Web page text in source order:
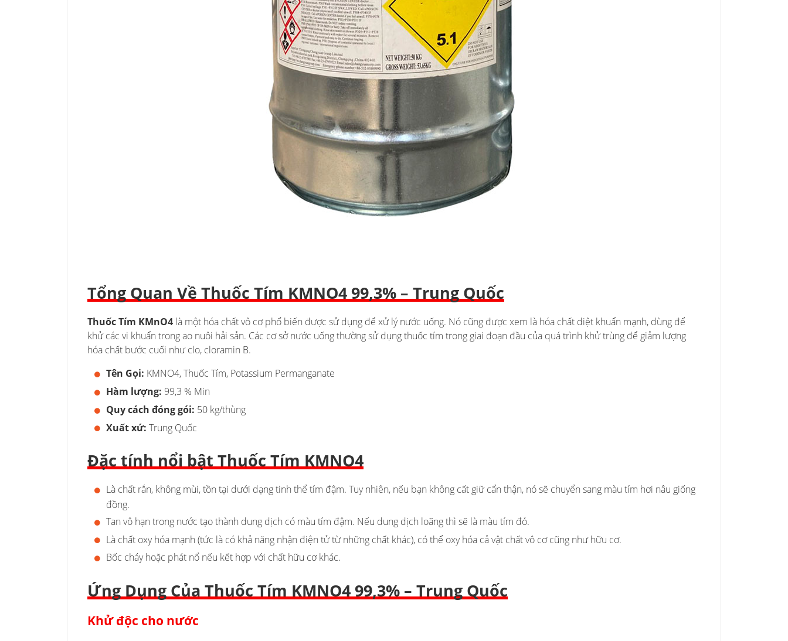
Tổng Quan Về Thuốc Tím KMNO4 99,3% – Trung Quốc
Thuốc Tím KMnO4 là một hóa chất vô cơ phổ biến được sử dụng để xử lý nước uống. Nó cũng được xem là hóa chất diệt khuẩn mạnh, dùng để
khử các vi khuẩn trong ao nuôi hải sản. Các cơ sở nước uống thường sử dụng thuốc tím trong giai đoạn đầu của quá trình khử trùng để giảm lượng
hóa chất bước cuối như clo, cloramin B.
Tên Gọi: KMNO4, Thuốc Tím, Potassium Permanganate
Hàm lượng: 99,3 % Min
Quy cách đóng gói: 50 kg/thùng
Xuất xứ: Trung Quốc
Đặc tính nổi bật Thuốc Tím KMNO4
Là chất rắn, không mùi, tồn tại dưới dạng tinh thể tím đậm. Tuy nhiên, nếu bạn không cất giữ cẩn thận, nó sẽ chuyển sang màu tím hơi nâu giống
đồng.
Tan vô hạn trong nước tạo thành dung dịch có màu tím đậm. Nếu dung dịch loãng thì sẽ là màu tím đỏ.
Là chất oxy hóa mạnh (tức là có khả năng nhận điện tử từ những chất khác), có thể oxy hóa cả vật chất vô cơ cũng như hữu cơ.
Bốc cháy hoặc phát nổ nếu kết hợp với chất hữu cơ khác.
Ứng Dụng Của Thuốc Tím KMNO4 99,3% – Trung Quốc
Khử độc cho nước